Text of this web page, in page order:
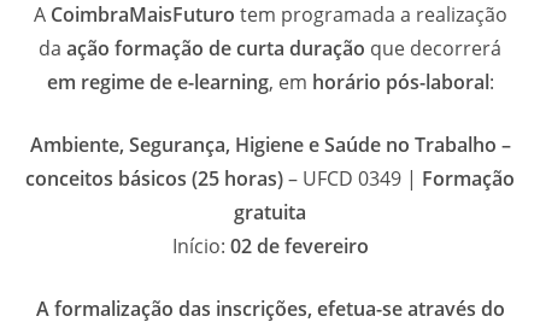
A CoimbraMaisFuturo tem programada a realização
da ação formação de curta duração que decorrerá
em regime de e-learning, em horário pós-laboral:
Ambiente, Segurança, Higiene e Saúde no Trabalho –
conceitos básicos (25 horas)– UFCD 0349 | Formação
gratuita
Início: 02 de fevereiro
A formalização das inscrições, efetua-se através do